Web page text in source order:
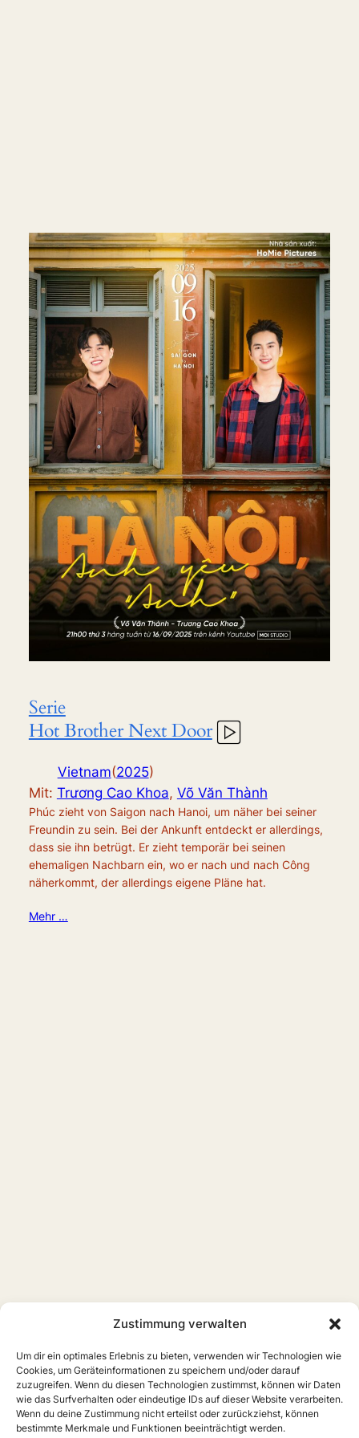
Zustimmung verwalten
Um dir ein optimales Erlebnis zu bieten, verwenden wir Technologien wie
Cookies, um Geräteinformationen zu speichern und/oder darauf
zuzugreifen. Wenn du diesen Technologien zustimmst, können wir Daten
wie das Surfverhalten oder eindeutige IDs auf dieser Website verarbeiten.
Wenn du deine Zustimmung nicht erteilst oder zurückziehst, können
bestimmte Merkmale und Funktionen beeinträchtigt werden.
Serie
Hot Brother Next Door
Vietnam(2025)
Mit: Trương Cao Khoa, Võ Văn Thành
Phúc zieht von Saigon nach Hanoi, um näher bei seiner
Freundin zu sein. Bei der Ankunft entdeckt er allerdings,
dass sie ihn betrügt. Er zieht temporär bei seinen
ehemaligen Nachbarn ein, wo er nach und nach Công
näherkommt, der allerdings eigene Pläne hat.
Mehr …